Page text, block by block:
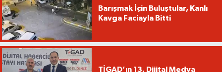
Barışmak İçin Buluştular, Kanlı
Kavga Faciayla Bitti
TİGAD’ın 13. Dijital Medya